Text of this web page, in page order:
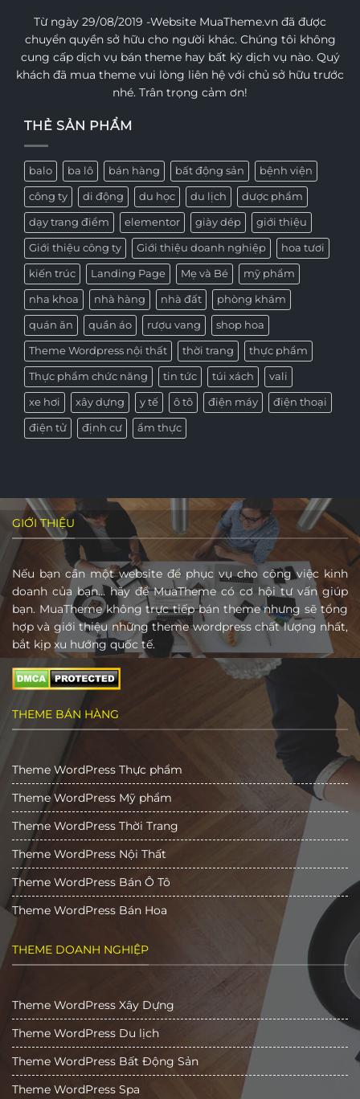
Từ ngày 29/08/2019 -Website MuaTheme.vn đã được
chuyển quyền sở hữu cho người khác. Chúng tôi không
cung cấp dịch vụ bán theme hay bất kỳ dịch vụ nào. Quý
khách đã mua theme vui lòng liên hệ với chủ sở hữu trước
nhé. Trân trọng cảm ơn!
THẺ SẢN PHẨM
balo ba lô bán hàng bất động sản bệnh viện
công ty di động du học du lịch dược phẩm
dạy trang điểm elementor giày dép giới thiệu
Giới thiệu công ty Giới thiệu doanh nghiệp hoa tươi
kiến trúc Landing Page Mẹ và Bé mỹ phẩm
nha khoa nhà hàng nhà đất phòng khám
quán ăn quần áo rượu vang shop hoa
Theme Wordpress nội thất thời trang thực phẩm
Thực phẩm chức năng tin tức túi xách vali
xe hơi xây dựng y tế ô tô điện máy điện thoại
điện tử định cư ẩm thực
GIỚI THIỆU
Nếu bạn cần một website để phục vụ cho công việc kinh
doanh của bạn… hãy để MuaTheme có cơ hội tư vấn giúp
bạn. MuaTheme không trực tiếp bán theme nhưng sẽ tổng
hợp và giới thiệu những theme wordpress chất lượng nhất,
bắt kịp xu hướng quốc tế.
THEME BÁN HÀNG
Theme WordPress Thực phẩm
Theme WordPress Mỹ phẩm
Theme WordPress Thời Trang
Theme WordPress Nội Thất
Theme WordPress Bán Ô Tô
Theme WordPress Bán Hoa
THEME DOANH NGHIỆP
Theme WordPress Xây Dựng
Theme WordPress Du lịch
Theme WordPress Bất Động Sản
Theme WordPress Spa